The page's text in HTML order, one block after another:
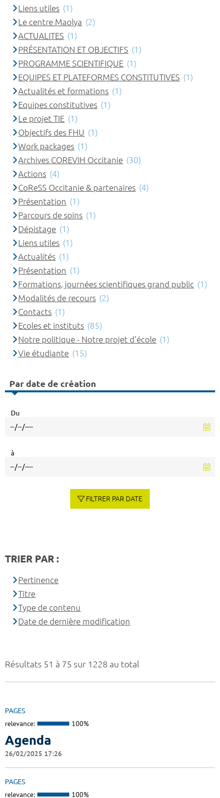
Résultats 51 à 75 sur 1228 au total
PAGES
relevance: 100%
Agenda
26/02/2025 17:26
PAGES
relevance: 100%
Liens utiles (1)
Le centre Maolya (2)
ACTUALITES (1)
PRÉSENTATION ET OBJECTIFS (1)
PROGRAMME SCIENTIFIQUE (1)
EQUIPES ET PLATEFORMES CONSTITUTIVES (1)
Actualités et formations (1)
Equipes constitutives (1)
Le projet TIE (1)
Objectifs des FHU (1)
Work packages (1)
Archives COREVIH Occitanie (30)
Actions (4)
CoReSS Occitanie & partenaires (4)
Présentation (1)
Parcours de soins (1)
Dépistage (1)
Liens utiles (1)
Actualités (1)
Présentation (1)
Formations, journées scientifiques grand public (1)
Modalités de recours (2)
Contacts (1)
Ecoles et instituts (85)
Notre politique - Notre projet d'école (1)
Vie étudiante (15)
Par date de création
Du
à
FILTRER PAR DATE
TRIER PAR :
Pertinence
Titre
Type de contenu
Date de dernière modification